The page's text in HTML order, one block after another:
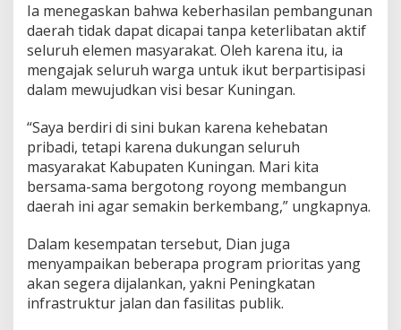
Ia menegaskan bahwa keberhasilan pembangunan
daerah tidak dapat dicapai tanpa keterlibatan aktif
seluruh elemen masyarakat. Oleh karena itu, ia
mengajak seluruh warga untuk ikut berpartisipasi
dalam mewujudkan visi besar Kuningan.
“Saya berdiri di sini bukan karena kehebatan
pribadi, tetapi karena dukungan seluruh
masyarakat Kabupaten Kuningan. Mari kita
bersama-sama bergotong royong membangun
daerah ini agar semakin berkembang,” ungkapnya.
Dalam kesempatan tersebut, Dian juga
menyampaikan beberapa program prioritas yang
akan segera dijalankan, yakni Peningkatan
infrastruktur jalan dan fasilitas publik.